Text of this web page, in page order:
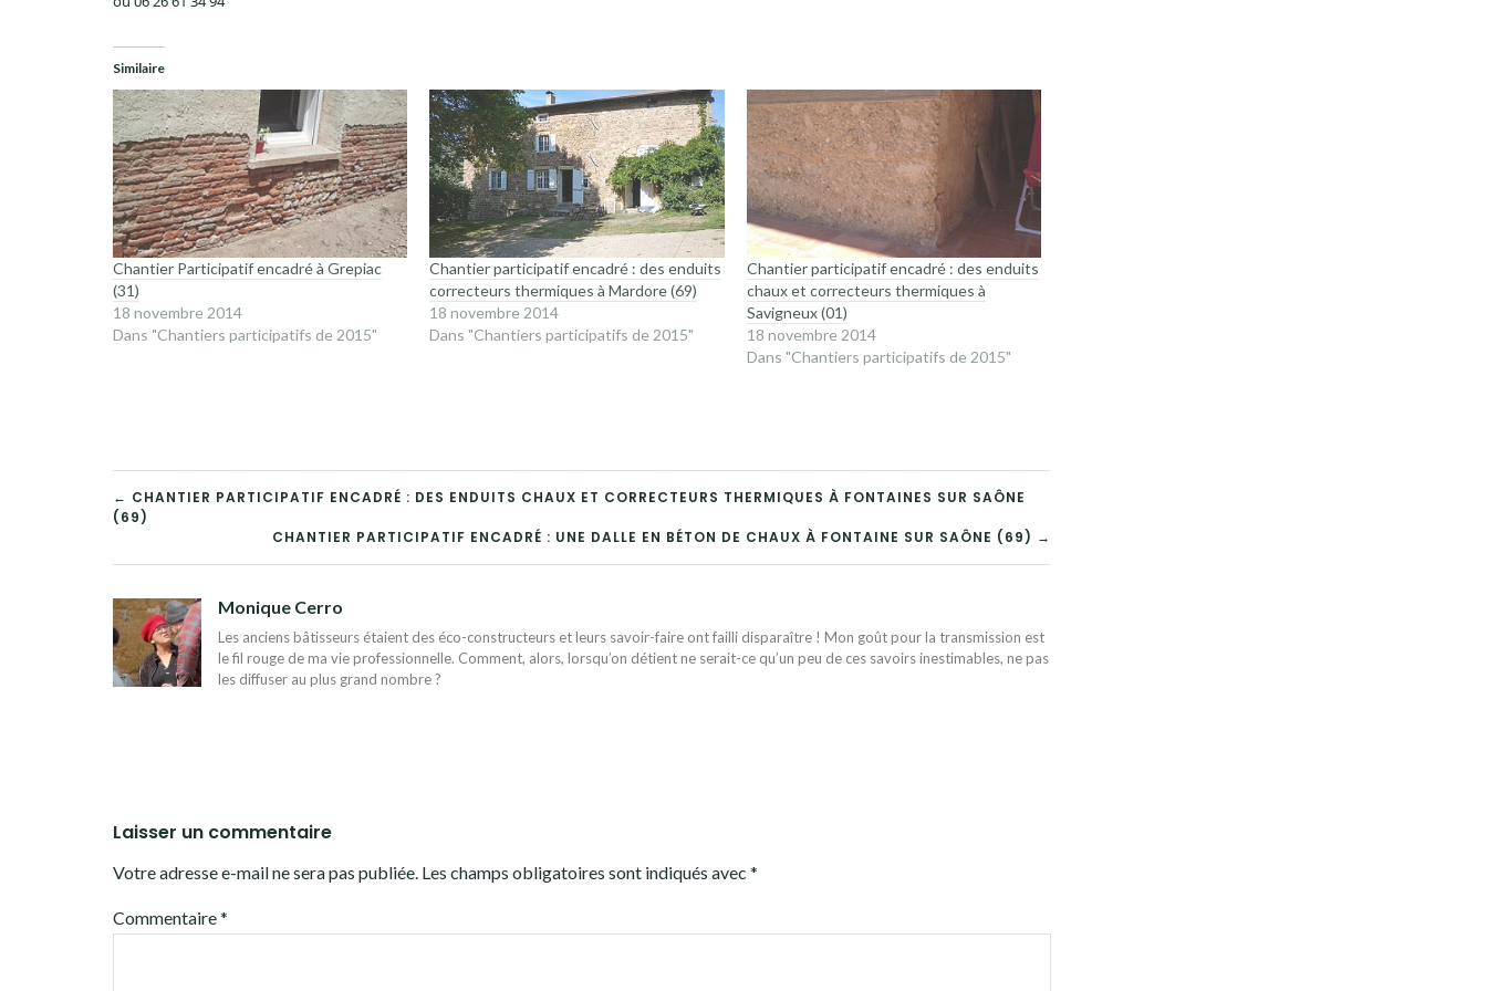
Similaire
Chantier Participatif encadré à Grepiac
(31)
18 novembre 2014
Dans "Chantiers participatifs de 2015"
Chantier participatif encadré : des enduits
correcteurs thermiques à Mardore (69)
18 novembre 2014
Dans "Chantiers participatifs de 2015"
Chantier participatif encadré : des enduits
chaux et correcteurs thermiques à
Savigneux (01)
18 novembre 2014
Dans "Chantiers participatifs de 2015"
NAVIGATION
DE
L’ARTICLE
← CHANTIER PARTICIPATIF ENCADRÉ : DES ENDUITS CHAUX ET CORRECTEURS THERMIQUES À FONTAINES SUR SAÔNE
(69)
CHANTIER PARTICIPATIF ENCADRÉ : UNE DALLE EN BÉTON DE CHAUX À FONTAINE SUR SAÔNE (69) →
Monique Cerro
Les anciens bâtisseurs étaient des éco-constructeurs et leurs savoir-faire ont failli disparaître ! Mon goût pour la transmission est
le fil rouge de ma vie professionnelle. Comment, alors, lorsqu’on détient ne serait-ce qu’un peu de ces savoirs inestimables, ne pas
les diffuser au plus grand nombre ?
Laisser un commentaire
Votre adresse e-mail ne sera pas publiée. Les champs obligatoires sont indiqués avec *
Commentaire*